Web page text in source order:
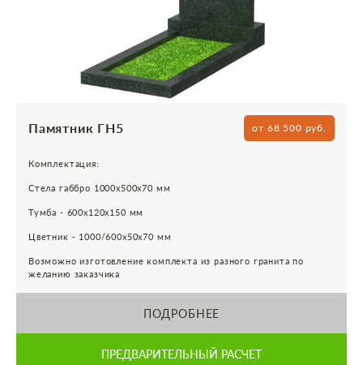
Памятник ГН5 от 68 500 руб.
Комплектация:
Стела габбро 1000х500х70 мм
Тумба - 600х120х150 мм
Цветник - 1000/600х50х70 мм
Возможно изготовление комплекта из разного гранита по
желанию заказчика
ПОДРОБНЕЕ
ПРЕДВАРИТЕЛЬНЫЙ РАСЧЕТ